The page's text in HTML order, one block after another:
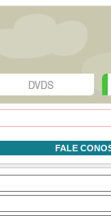
FALE